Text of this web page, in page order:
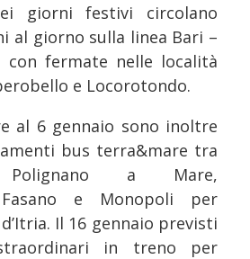
giorni festivi circolano
al giorno sulla linea Bari –
con fermate nelle località
e Locorotondo.
al 6 gennaio sono inoltre
bus terra&mare tra
Polignano a Mare,
Fasano e Monopoli per
Il 16 gennaio previsti
in treno per